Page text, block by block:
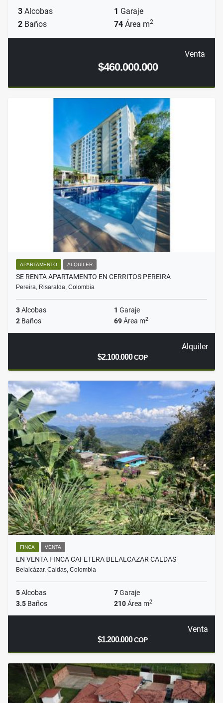
3 Alcobas 1 Garaje
2 Baños 74 Área m2
Venta
$460.000.000
APARTAMENTO ALQUILER
SE RENTA APARTAMENTO EN CERRITOS PEREIRA
Pereira, Risaralda, Colombia
3Alcobas 1 Garaje
2 Baños 69Área m2
Alquiler
$2.100.000COP
FINCA VENTA
EN VENTA FINCA CAFETERA BELALCAZAR CALDAS
Belalcázar, Caldas, Colombia
5Alcobas 7Garaje
3.5 Baños 210Área m2
Venta
$1.200.000COP